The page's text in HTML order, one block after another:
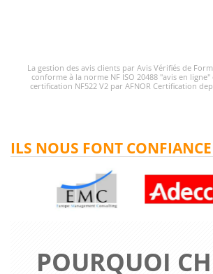
La gestion des avis clients par Avis Vérifiés de
conforme à la norme NF ISO 20488 "avis en
certification NF522 V2 par AFNOR Certification
POURQUOI
ILS NOUS FONT CONFIANCE